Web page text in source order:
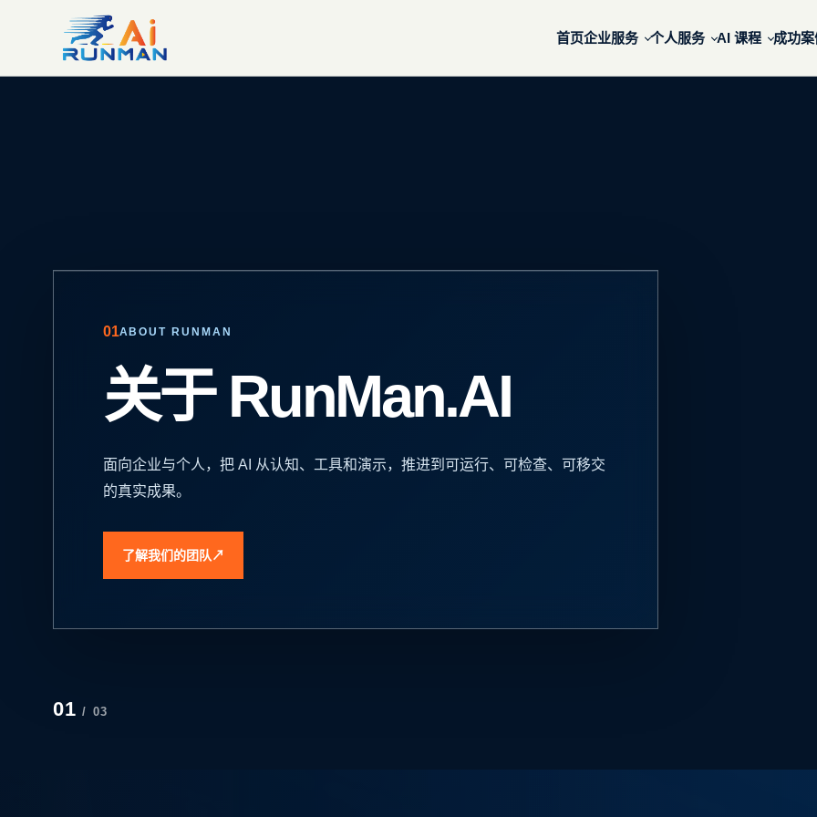
首页企业服务 个人服务 AI 课程 成功案
02FROM REAL SCENARIOS
从真实场景出发
先明确业务问题、使用者和验收标准，再选择模型、工具与实施路径。
02 / 03